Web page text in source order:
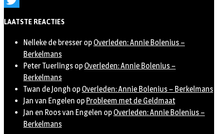
LAATSTE REACTIES
Nelleke de bresser op Overleden: Annie Bolenius –
Berkelmans
Peter Tuerlings op Overleden: Annie Bolenius –
Berkelmans
Twan de Jongh op Overleden: Annie Bolenius – Berkelmans
Jan van Engelen op Probleem met de Geldmaat
Jan en Roos van Engelen op Overleden: Annie Bolenius –
Berkelmans